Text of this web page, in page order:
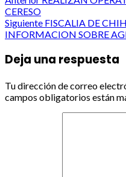
navigation
CERESO
Siguiente FISCALIA DE
INFORMACION SOBRE
Deja una respuesta
Tu dirección de correo
campos obligatorios están